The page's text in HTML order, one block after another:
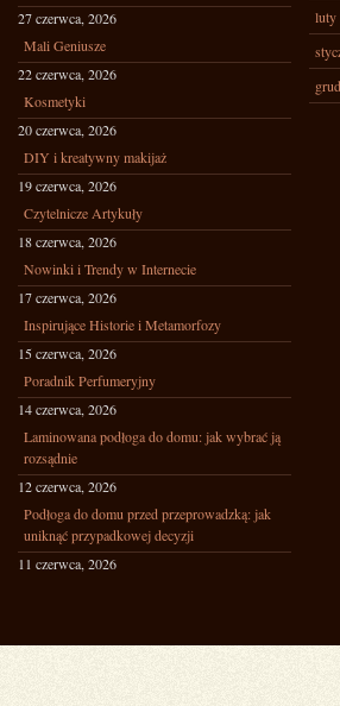
27 czerwca, 2026
Mali Geniusze
22 czerwca, 2026
Kosmetyki
20 czerwca, 2026
DIY i kreatywny makijaż
19 czerwca, 2026
Czytelnicze Artykuły
18 czerwca, 2026
Nowinki i Trendy w Internecie
17 czerwca, 2026
Inspirujące Historie i Metamorfozy
15 czerwca, 2026
Poradnik Perfumeryjny
14 czerwca, 2026
Laminowana podłoga do domu: jak wybrać ją
rozsądnie
12 czerwca, 2026
Podłoga do domu przed przeprowadzką: jak
uniknąć przypadkowej decyzji
11 czerwca, 2026
luty